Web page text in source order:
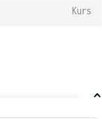
Kurs